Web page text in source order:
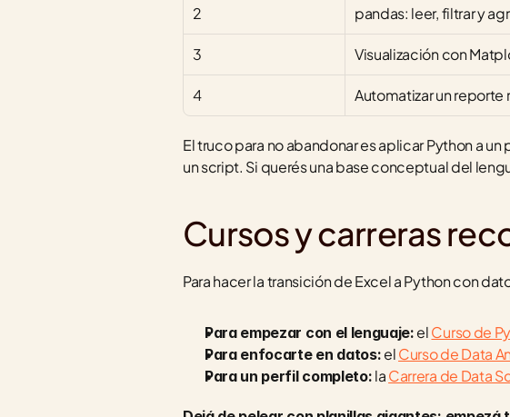
2 pandas: leer, filtrar y
3 Visualización con
4 Automatizar un reporte
El truco para no abandonar es aplicar Python a
un script. Si querés una base conceptual del
Cursos y carreras
Para hacer la transición de Excel a Python con
Para empezar con el lenguaje: el Curso de
Para enfocarte en datos: el Curso de Data
Para un perfil completo: la Carrera de Data